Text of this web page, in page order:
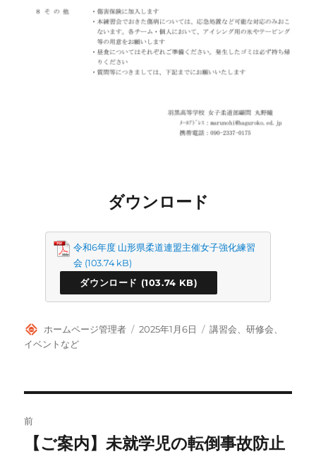
ダウンロード
令和6年度 山形県柔道連盟主催女子強化練習
会
ダウンロード
投
稿
ホームページ管理者
投
2025年1月6日
カ
講習会、研修会、
イベントなど
稿
前
【ご案内】未就学児の転倒事故防止